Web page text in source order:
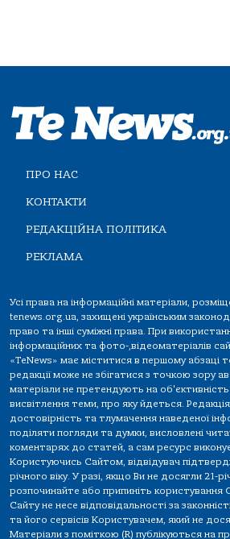
ПРО НАС
КОНТАКТИ
РЕДАКЦІЙНА ПОЛІТИКА
РЕКЛАМА
Усі права на інформаційні матеріали,
tenews.org.ua, захищені українським
право та інші суміжні права. При
інформаційних та фото-,відеоматеріалів
«TeNews» має міститися в першому абзаці
редакції може не збігатися з точкою зору
матеріали не претендують на об'єктивність
висвітлення теми, про яку йдеться.
достовірність та тлумачення наведеної
поділяти погляди та думки, висловлені
коментарях до статей, а сам ресурс
Користуючись Сайтом, відвідувач
річного віку. У разі, якщо Ви не досягли 21-
розпочинайте або припиніть користування
Сайту не несе відповідальності за
та його сервісів Користувачем, який не
Матеріали з поміткою (R) публікуються на